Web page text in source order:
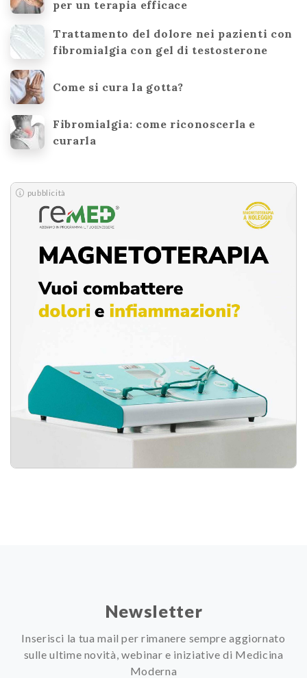
per un terapia efficace
Trattamento del dolore nei pazienti con
fibromialgia con gel di testosterone
Come si cura la gotta?
Fibromialgia: come riconoscerla e
curarla
pubblicità
Newsletter
Inserisci la tua mail per rimanere sempre aggiornato
sulle ultime novità, webinar e iniziative di Medicina
Moderna